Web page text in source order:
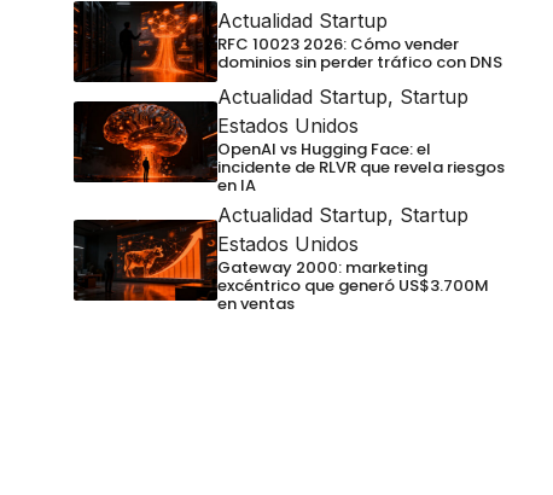
Actualidad Startup
RFC 10023 2026: Cómo vender
dominios sin perder tráfico con DNS
Actualidad Startup, Startup
Estados Unidos
OpenAI vs Hugging Face: el
incidente de RLVR que revela riesgos
en IA
Actualidad Startup, Startup
Estados Unidos
Gateway 2000: marketing
excéntrico que generó US$3.700M
en ventas